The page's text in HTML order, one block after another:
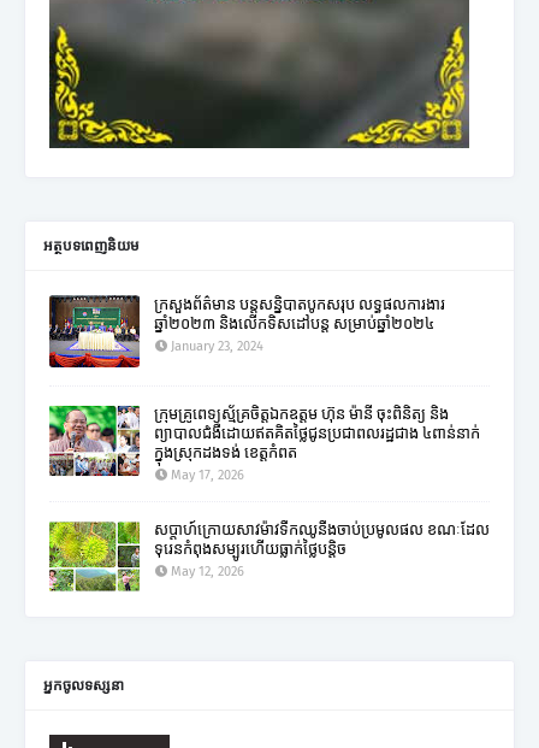
អត្ថបទពេញនិយម
ក្រសួងព័ត៌មាន បន្តសន្និបាតបូកសរុប លទ្ធផលការងារ
ឆ្នាំ២០២៣ និងលើកទិសដៅបន្ត សម្រាប់ឆ្នាំ២០២៤
January 23, 2024
ក្រុមគ្រូពេទ្យស្ម័គ្រចិត្តឯកឧត្តម ហ៊ុន ម៉ានី ចុះពិនិត្យ និង
ព្យាបាលជំងឺដោយឥតគិតថ្លៃជូនប្រជាពលរដ្ឋជាង ៤ពាន់នាក់
ក្នុងស្រុកដងទង់ ខេត្តកំពត
May 17, 2026
សប្តាហ៍ក្រោយសាវម៉ាវទឹកឈូនឹងចាប់ប្រមូលផល ខណៈដែល
ទុរេនកំពុងសម្បូរហើយធ្លាក់ថ្លៃបន្តិច
May 12, 2026
អ្នកចូលទស្សនា